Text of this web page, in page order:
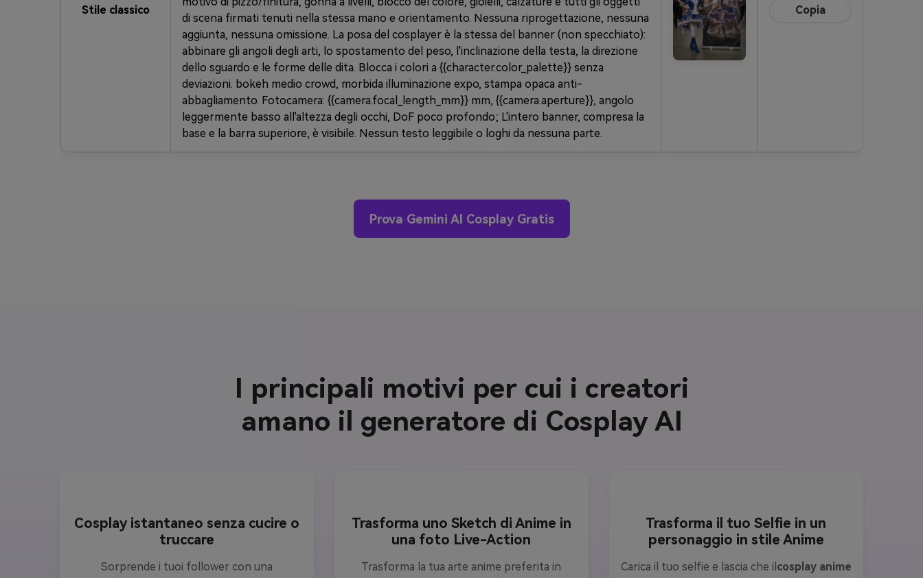
Stile classico
di scena firmati tenuti nella stessa mano e orientamento. Nessuna riprogettazione, nessuna
aggiunta, nessuna omissione. La posa del cosplayer è la stessa del banner (non specchiato):
abbinare gli angoli degli arti, lo spostamento del peso, l'inclinazione della testa, la direzione
dello sguardo e le forme delle dita. Blocca i colori a {{character.color_palette}} senza
deviazioni. bokeh medio crowd, morbida illuminazione expo, stampa opaca anti-
abbagliamento. Fotocamera: {{camera.focal_length_mm}} mm, {{camera.aperture}}, angolo
leggermente basso all'altezza degli occhi, DoF poco profondo; L'intero banner, compresa la
base e la barra superiore, è visibile. Nessun testo leggibile o loghi da nessuna parte.
Copia
Prova Gemini AI Cosplay Gratis
I principali motivi per cui i creatori
amano il generatore di Cosplay AI
Cosplay istantaneo senza cucire o
truccare
Sorprende i tuoi follower con una
Trasforma uno Sketch di Anime in
una foto Live-Action
Trasforma la tua arte anime preferita in
Trasforma il tuo Selfie in un
personaggio in stile Anime
Carica il tuo selfie e lascia che il cosplay anime